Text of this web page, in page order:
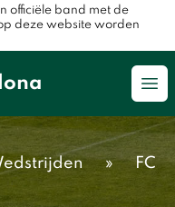
officiële band met de
deze website worden
»
FC